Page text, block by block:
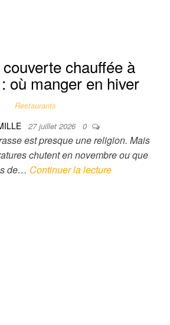
chauffée à
où manger en hiver
Restaurants
27 juillet 2026 0
est presque une religion. Mais
chutent en novembre ou que
de… Continuer la lecture